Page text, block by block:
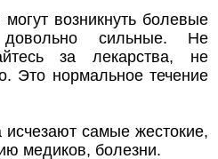
возникнуть болевые
сильные. Не
за лекарства, не
Это нормальное течение
исчезают самые жестокие,
медиков, болезни.